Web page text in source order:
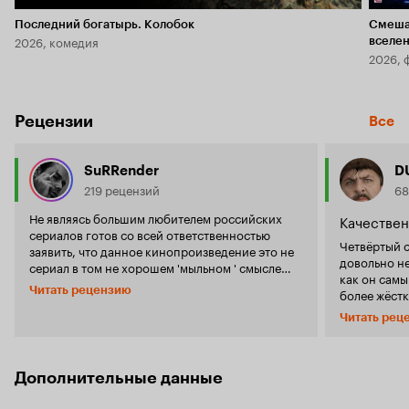
Последний богатырь. Колобок
2026, комедия
2026,
Рецензии Все
SuRRender
219 рецензий
Не являясь большим любителем российских
сериалов готов со всей ответственностью
заявить, что данное кинопроизведение это не
сериал в том не хорошем 'мыльном ' смысле
этого слова, а многосерийный
художественный фильм, снятый очень
клонированным штамповкам на героико-
Читать рецензию
Четвёртый
довольно
как он
более
он больше
Читать
Дополнительные данные